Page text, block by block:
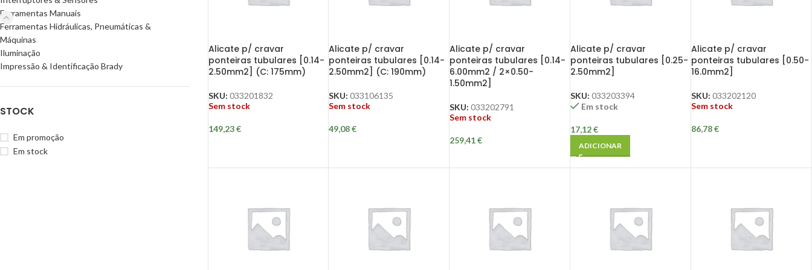
Ferramentas Manuais
Ferramentas Hidráulicas, Pneumáticas &
Máquinas
Iluminação
Impressão & Identificação Brady
STOCK
Em promoção
Em stock
Alicate p/ cravar
ponteiras tubulares [0.14-
2.50mm2] (C: 175mm)
SKU: 033201832
Sem stock
149,23€
Alicate p/ cravar
ponteiras tubulares [0.14-
2.50mm2] (C: 190mm)
SKU:033106135
Sem stock
49,08€
Alicate p/ cravar
ponteiras tubulares [0.14-
6.00mm2 / 2×0.50-
1.50mm2]
SKU:033202791
Sem stock
259,41€
Alicate p/ cravar
ponteiras tubulares [0.25-
2.50mm2]
SKU:033203394
Em stock
17,12€
ADICIONAR
Alicate p/ cravar
ponteiras tubulares [0.50-
16.0mm2]
SKU:033202120
Sem stock
86,78€